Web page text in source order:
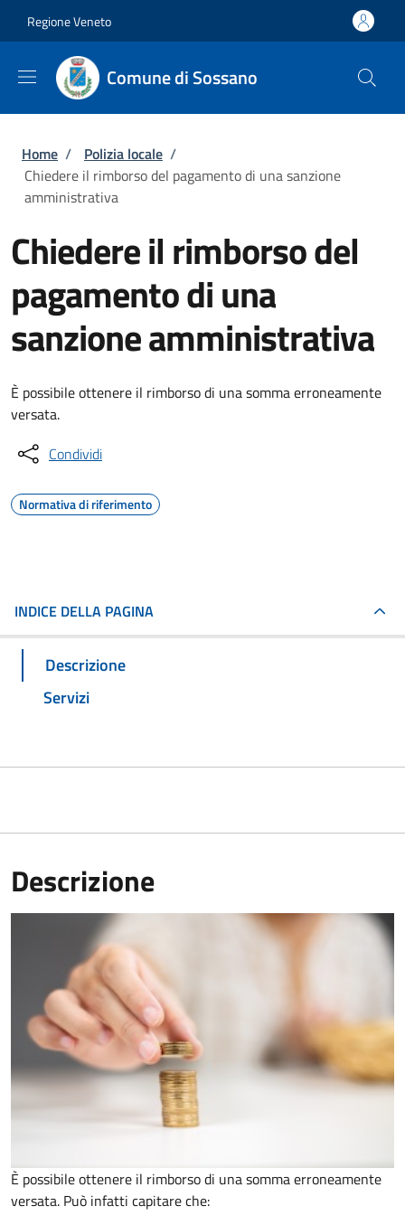
Regione Veneto
Comune di Sossano
Briciole di pane
Home / Polizia locale /
Chiedere il rimborso del pagamento di una sanzione
amministrativa
Chiedere il rimborso del
pagamento di una
sanzione amministrativa
È possibile ottenere il rimborso di una somma erroneamente
versata.
Condividi
Normativa di riferimento
INDICE DELLA PAGINA
Descrizione
Servizi
Descrizione
È possibile ottenere il rimborso di una somma erroneamente
versata. Può infatti capitare che: